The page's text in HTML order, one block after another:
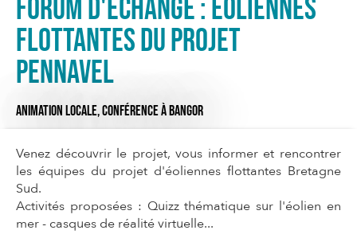
Forum d'échange : éoliennes
flottantes du projet
Pennavel
ANIMATION LOCALE,CONFÉRENCEÀ BANGOR
Venez découvrir le projet, vous informer et rencontrer
les équipes du projet d'éoliennes flottantes Bretagne
Sud.
Activités proposées : Quizz thématique sur l'éolien en
mer - casques de réalité virtuelle...